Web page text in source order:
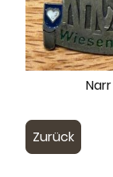
Narr
Zurück